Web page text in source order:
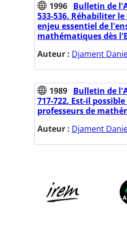
1996 Bulletin de
533-536. Réhabiliter
enjeu essentiel de
mathématiques dès
Auteur : Djament
1989 Bulletin de
717-722. Est-il
professeurs de
Auteur : Djament